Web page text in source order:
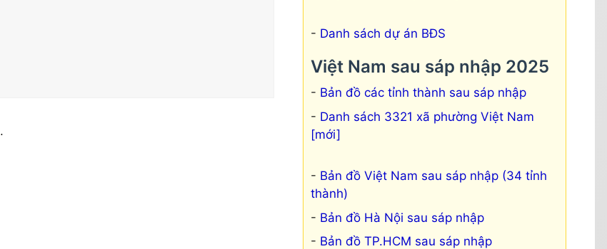
.
Danh sách dự án BĐS
Việt Nam sau sáp nhập 2025
Bản đồ các tỉnh thành sau sáp nhập
Danh sách 3321 xã phường Việt Nam
[mới]
Bản đồ Việt Nam sau sáp nhập (34 tỉnh
thành)
Bản đồ Hà Nội sau sáp nhập
Bản đồ TP.HCM sau sáp nhập